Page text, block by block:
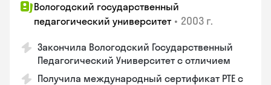
Вологодский государственный
педагогический университет • 2003 г.
Закончила Вологодский Государственный
Педагогический Университет с отличием
Получила международный сертификат PTE с